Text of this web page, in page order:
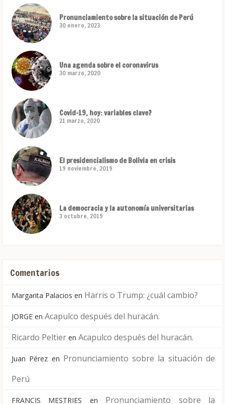
Pronunciamiento sobre la situación de Perú
30 enero, 2023
Una agenda sobre el coronavirus
30 marzo, 2020
Covid-19, hoy: variables clave?
21 marzo, 2020
El presidencialismo de Bolivia en crisis
19 noviembre, 2019
La democracia y la autonomía universitarias
3 octubre, 2019
Comentarios
Margarita Palacios en Harris o Trump: ¿cuál cambio?
JORGE en Acapulco después del huracán.
Ricardo Peltier en Acapulco después del huracán.
Juan Pérez en Pronunciamiento sobre la situación de
Perú
FRANCIS MESTRIES en Pronunciamiento sobre la